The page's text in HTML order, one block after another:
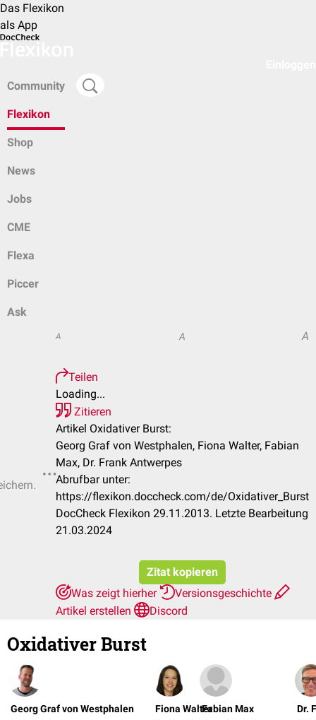
Das Flexikon
als App
Community
Flexikon
Shop
News
Jobs
CME
Flexa
Piccer
Ask
A A A
Teilen
Loading...
Zitieren
Artikel Oxidativer Burst:
Georg Graf von Westphalen, Fiona Walter, Fabian
Max, Dr. Frank Antwerpes
Abrufbar unter:
https://flexikon.doccheck.com/de/Oxidativer_Burst
DocCheck Flexikon 29.11.2013. Letzte Bearbeitung
21.03.2024
Zitat kopieren
Was zeigt hierher
Versionsgeschichte
Artikel erstellen
Discord
Oxidativer Burst
Georg Graf von Westphalen Fiona WalterFabian Max Dr.